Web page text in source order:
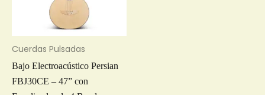
Cuerdas Pulsadas
Bajo Electroacústico Persian
FBJ30CE – 47” con